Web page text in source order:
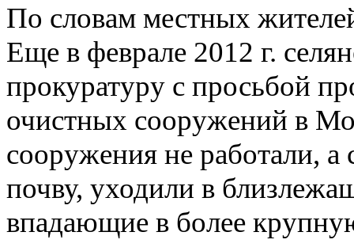
По словам местных
Еще в феврале 2012 г.
прокуратуру с просьбой
очистных сооружений в
сооружения не работали, а
почву, уходили в
впадающие в более